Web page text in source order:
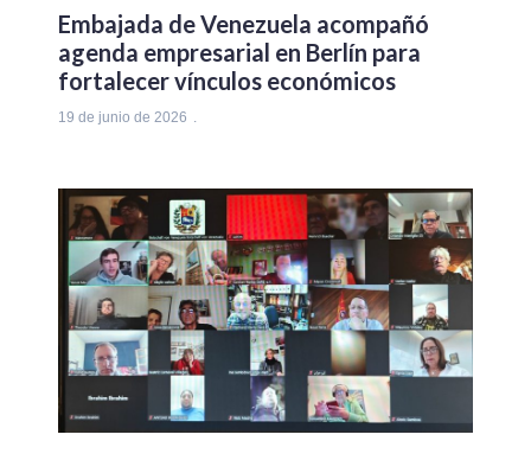
Embajada de Venezuela acompañó
agenda empresarial en Berlín para
fortalecer vínculos económicos
19 de junio de 2026